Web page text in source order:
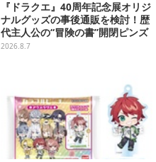
『ドラクエ』40周年記念展オリジ
ナルグッズの事後通販を検討！歴
代主人公の“冒険の書”開閉ピンズ
をはじめ、ユニークなＴシャツや
2026.8.7